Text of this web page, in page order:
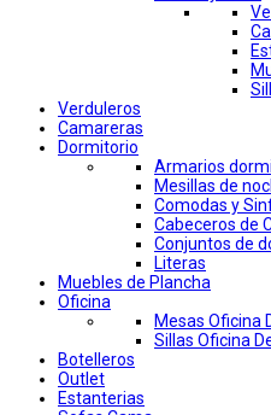
Verduleros
Camareras
Dormitorio
Armarios
Mesillas de
Comodas y
Cabeceros de
Conjuntos de
Literas
Muebles de Plancha
Oficina
Mesas Oficina
Sillas Oficina
Botelleros
Outlet
Estanterias